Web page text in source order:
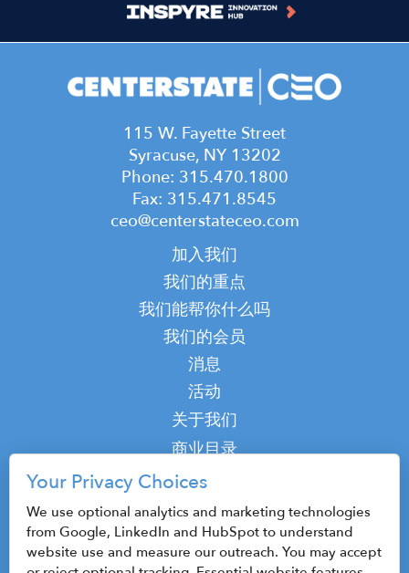
115 W. Fayette Street
Syracuse, NY 13202
Phone: 315.470.1800
Fax: 315.471.8545
ceo@centerstateceo.com
navigation
加入我们
我们的重点
我们能帮你什么吗
我们的会员
消息
活动
Top
关于我们
商业目录
播客
接触
Your Privacy Choices
We use optional analytics and marketing technologies
from Google, LinkedIn and HubSpot to understand
website use and measure our outreach. You may accept